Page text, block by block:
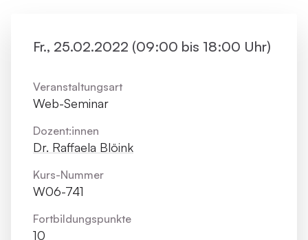
Fr., 25.02.2022 (09:00 bis 18:00 Uhr)
Veranstaltungsart
Web-Seminar
Dozent:innen
Dr. Raffaela Blöink
Kurs-Nummer
W06-741
Fortbildungs­punkte
10